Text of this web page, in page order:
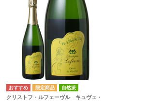
自然派
クリストフ・ルフェーヴル キュヴェ・